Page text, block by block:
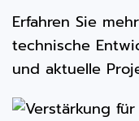
Erfahren Sie
technische
und aktuelle